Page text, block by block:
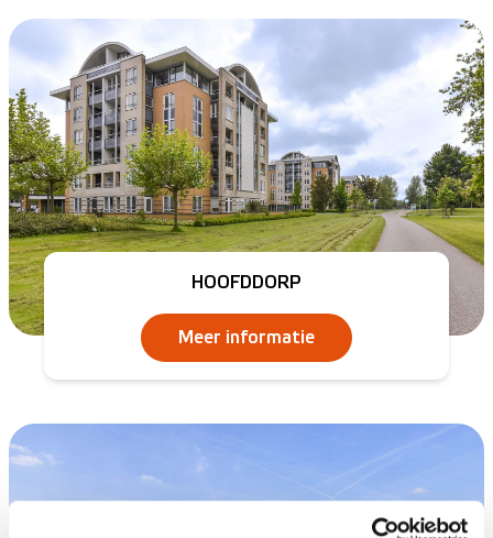
HOOFDDORP
Meer informatie